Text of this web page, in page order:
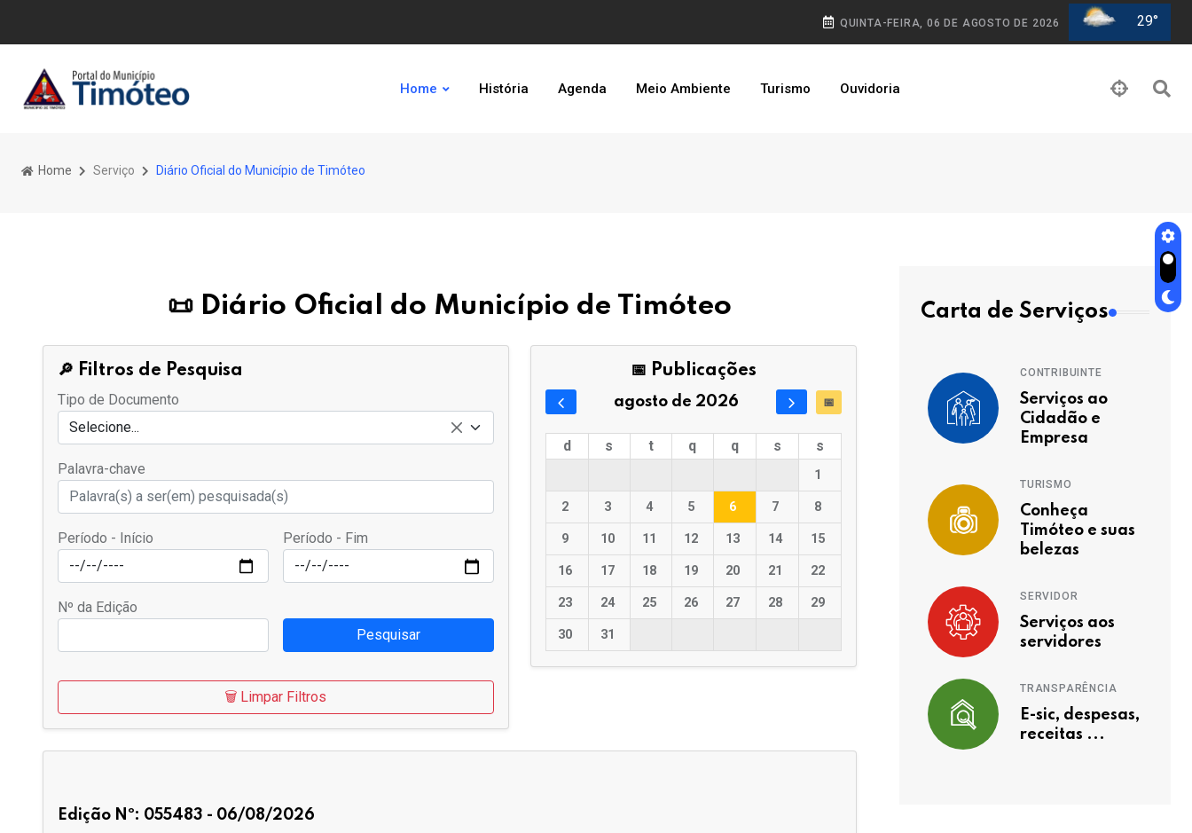
QUINTA-FEIRA, 06 DE AGOSTO DE 2026 29°
Home História Agenda Meio Ambiente Turismo Ouvidoria
Home Serviço Diário Oficial do Município de Timóteo
📜 Diário Oficial do Município de Timóteo
🔎 Filtros de Pesquisa
Tipo de Documento
Selecione...
Palavra-chave
Período - Início Período - Fim
Nº da Edição
Pesquisar
🗑️ Limpar Filtros
📅 Publicações
agosto de 2026 📅
d s t q q s s
1
2 3 4 5 6 7 8
9 10 11 12 13 14 15
16 17 18 19 20 21 22
23 24 25 26 27 28 29
30 31
Edição Nº: 055483 - 06/08/2026
Carta de Serviços
CONTRIBUINTE
Serviços ao
Cidadão e
Empresa
TURISMO
Conheça
Timóteo e suas
belezas
SERVIDOR
Serviços aos
servidores
TRANSPARÊNCIA
E-sic, despesas,
receitas ...